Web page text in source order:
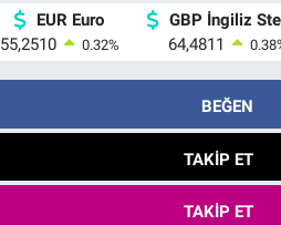
EUR Euro
55,2510
0.32%
GBP İngiliz
64,4811
0.38
BEĞEN
TAKIP ET
TAKIP ET